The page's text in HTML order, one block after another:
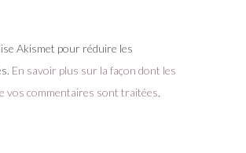
Akismet pour réduire les
En savoir plus sur la façon dont les
vos commentaires sont traitées.